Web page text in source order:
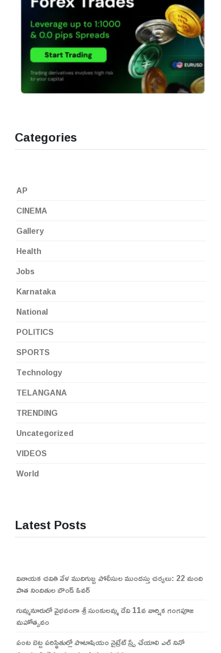
Categories
AP
CINEMA
Gallery
Health
Jobs
Karnataka
National
POLITICS
SPORTS
Technology
TELANGANA
TRENDING
Uncategorized
VIDEOS
World
Latest Posts
వినాయక చవితి వేళ ముదిగుబ్బ పోలీసుల ముందస్తు చర్యలు: 22 మంది
పాత నిందితుల బౌండ్ ఓవర్
గుమ్మనూరులో వైభవంగా శ్రీ సుంకులమ్మ దేవి 11వ వార్షిక గంగపూజ
మహోత్సవం
పంట బెట్ట పరిస్థితుల్లో పొటాషియం నైట్రేట్ స్ప్రే చేయాలి ఎల్ నినో